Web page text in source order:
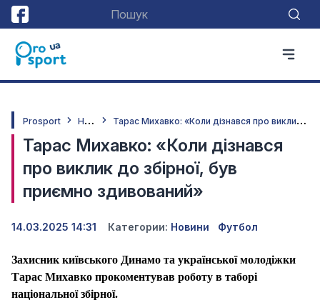
Prosport Н
овини Т
арас Михавко: «Коли дізнався про виклик до збірної, був приємно здивований»
Тарас Михавко: «Коли дізнався
про виклик до збірної, був
приємно здивований»
14.03.2025 14:31 Категории: Новини Футбол
Захисник київського Динамо та української молодіжки
Тарас Михавко прокоментував роботу в таборі
національної збірної.